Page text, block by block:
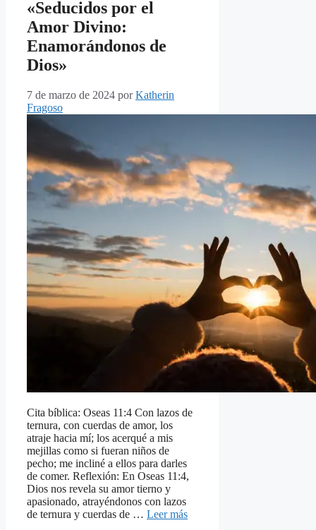
«Seducidos por el
Amor Divino:
Enamorándonos de
Dios»
7 de marzo de 2024 porKatherin
Fragoso
Cita bíblica: Oseas 11:4 Con lazos de
ternura, con cuerdas de amor, los
atraje hacia mí; los acerqué a mis
mejillas como si fueran niños de
pecho; me incliné a ellos para darles
de comer. Reflexión: En Oseas 11:4,
Dios nos revela su amor tierno y
apasionado, atrayéndonos con lazos
de ternura y cuerdas de … Leer más